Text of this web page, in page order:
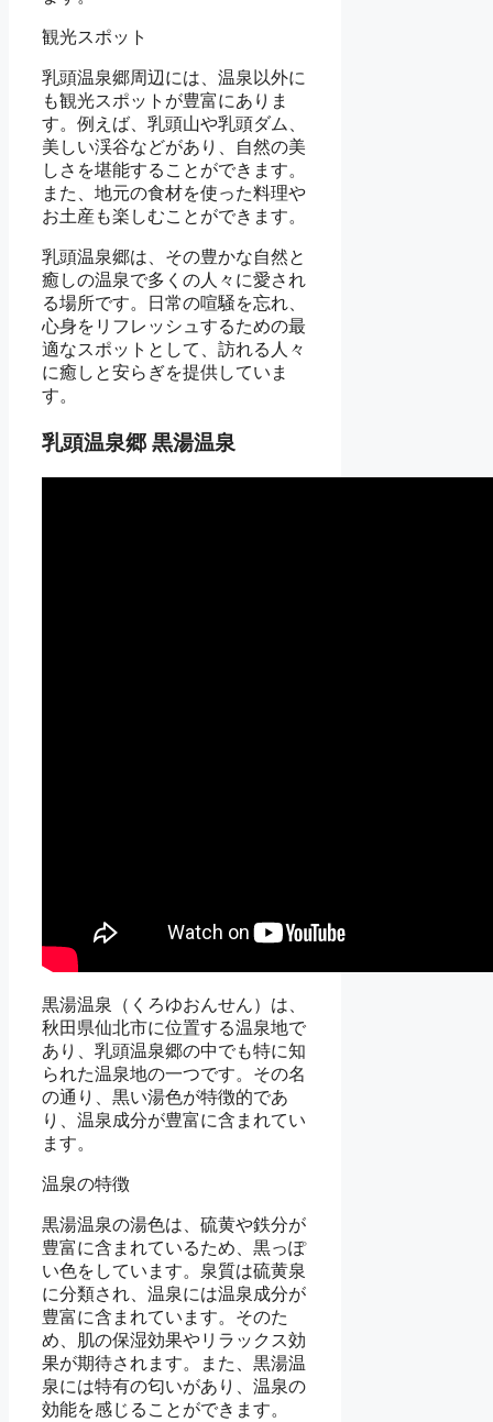
観光スポット
乳頭温泉郷周辺には、温泉以外に
も観光スポットが豊富にありま
す。例えば、乳頭山や乳頭ダム、
美しい渓谷などがあり、自然の美
しさを堪能することができます。
また、地元の食材を使った料理や
お土産も楽しむことができます。
乳頭温泉郷は、その豊かな自然と
癒しの温泉で多くの人々に愛され
る場所です。日常の喧騒を忘れ、
心身をリフレッシュするための最
適なスポットとして、訪れる人々
に癒しと安らぎを提供していま
す。
乳頭温泉郷 黒湯温泉
黒湯温泉（くろゆおんせん）は、
秋田県仙北市に位置する温泉地で
あり、乳頭温泉郷の中でも特に知
られた温泉地の一つです。その名
の通り、黒い湯色が特徴的であ
り、温泉成分が豊富に含まれてい
ます。
温泉の特徴
黒湯温泉の湯色は、硫黄や鉄分が
豊富に含まれているため、黒っぽ
い色をしています。泉質は硫黄泉
に分類され、温泉には温泉成分が
豊富に含まれています。そのた
め、肌の保湿効果やリラックス効
果が期待されます。また、黒湯温
泉には特有の匂いがあり、温泉の
効能を感じることができます。